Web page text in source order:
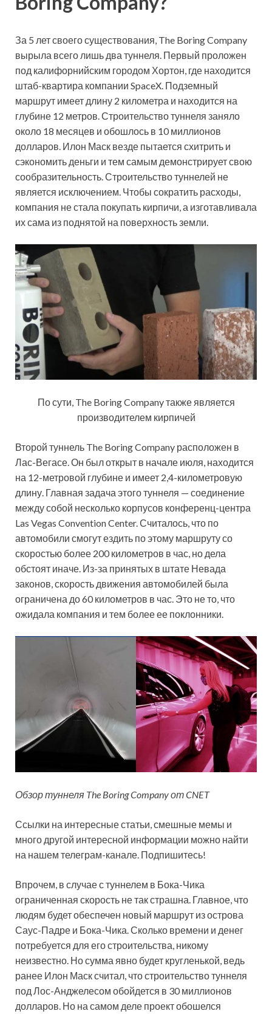
За 5 лет своего существования, The Boring Company
вырыла всего лишь два туннеля. Первый проложен
под калифорнийским городом Хортон, где находится
штаб-квартира компании SpaceX. Подземный
маршрут имеет длину 2 километра и находится на
глубине 12 метров. Строительство туннеля заняло
около 18 месяцев и обошлось в 10 миллионов
долларов. Илон Маск везде пытается схитрить и
сэкономить деньги и тем самым демонстрирует свою
сообразительность. Строительство туннелей не
является исключением. Чтобы сократить расходы,
компания не стала покупать кирпичи, а изготавливала
их сама из поднятой на поверхность земли.
По сути, The Boring Company также является
производителем кирпичей
Второй туннель The Boring Company расположен в
Лас-Вегасе. Он был открыт в начале июля, находится
на 12-метровой глубине и имеет 2,4-километровую
длину. Главная задача этого туннеля — соединение
между собой несколько корпусов конференц-центра
Las Vegas Convention Center. Считалось, что по
автомобили смогут ездить по этому маршруту со
скоростью более 200 километров в час, но дела
обстоят иначе. Из-за принятых в штате Невада
законов, скорость движения автомобилей была
ограничена до 60 километров в час. Это не то, что
ожидала компания и тем более ее поклонники.
Обзор туннеля The Boring Company от CNET
Ссылки на интересные статьи, смешные мемы и
много другой интересной информации можно найти
на нашем телеграм-канале. Подпишитесь!
Впрочем, в случае с туннелем в Бока-Чика
ограниченная скорость не так страшна. Главное, что
людям будет обеспечен новый маршрут из острова
Саус-Падре и Бока-Чика. Сколько времени и денег
потребуется для его строительства, никому
неизвестно. Но сумма явно будет кругленькой, ведь
ранее Илон Маск считал, что строительство туннеля
под Лос-Анджелесом обойдется в 30 миллионов
долларов. Но на самом деле проект обошелся